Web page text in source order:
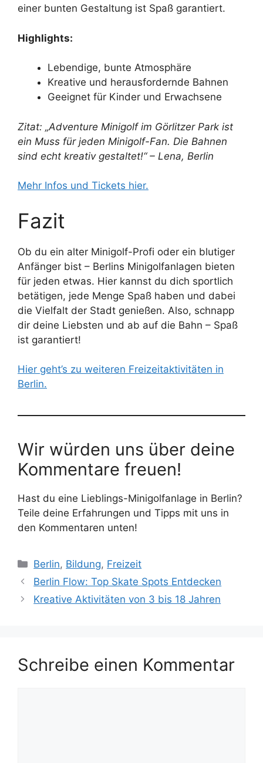
einer bunten Gestaltung ist Spaß garantiert.
Highlights:
Lebendige, bunte Atmosphäre
Kreative und herausfordernde Bahnen
Geeignet für Kinder und Erwachsene
Zitat: „Adventure Minigolf im Görlitzer Park ist
ein Muss für jeden Minigolf-Fan. Die Bahnen
sind echt kreativ gestaltet!“ – Lena, Berlin
Mehr Infos und Tickets hier.
Fazit
Ob du ein alter Minigolf-Profi oder ein blutiger
Anfänger bist – Berlins Minigolfanlagen bieten
für jeden etwas. Hier kannst du dich sportlich
betätigen, jede Menge Spaß haben und dabei
die Vielfalt der Stadt genießen. Also, schnapp
dir deine Liebsten und ab auf die Bahn – Spaß
ist garantiert!
Hier geht’s zu weiteren Freizeitaktivitäten in
Berlin.
Wir würden uns über deine
Kommentare freuen!
Hast du eine Lieblings-Minigolfanlage in Berlin?
Teile deine Erfahrungen und Tipps mit uns in
den Kommentaren unten!
Kategorien
Berlin, Bildung, Freizeit
Berlin Flow: Top Skate Spots Entdecken
Kreative Aktivitäten von 3 bis 18 Jahren
Schreibe einen Kommentar